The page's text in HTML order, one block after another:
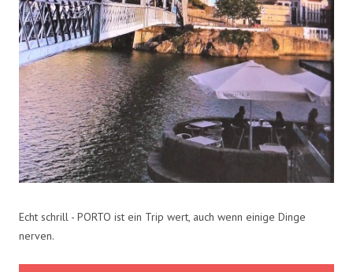
Echt schrill - PORTO ist ein Trip wert, auch wenn einige Dinge
nerven.